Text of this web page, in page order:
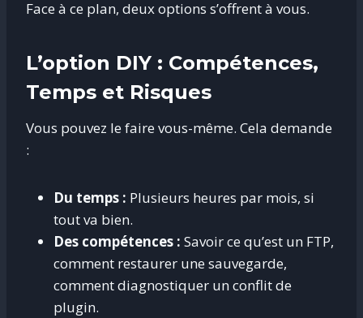
Face à ce plan, deux options s’offrent à vous.
L’option DIY : Compétences,
Temps et Risques
Vous pouvez le faire vous-même. Cela demande
:
Du temps : Plusieurs heures par mois, si
tout va bien.
Des compétences : Savoir ce qu’est un FTP,
comment restaurer une sauvegarde,
comment diagnostiquer un conflit de
plugin.